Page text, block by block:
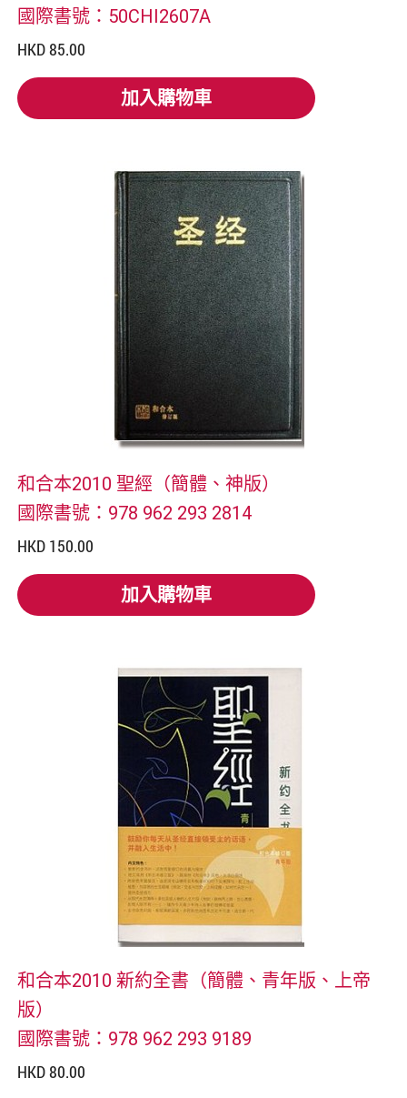
國際書號：50CHI2607A
HKD 85.00
加入購物車
加入購物車
和合本2010 聖經（簡體、神版）
國際書號：978 962 293 2814
HKD 150.00
加入購物車
加入購物車
和合本2010 新約全書（簡體、青年版、上帝
版）
國際書號：978 962 293 9189
HKD 80.00